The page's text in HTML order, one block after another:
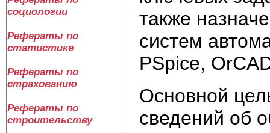
социологии
Рефераты по
статистике
Рефераты по
страхованию
Рефераты по
строительству
также
систем
PSpice,
Основной
сведений об